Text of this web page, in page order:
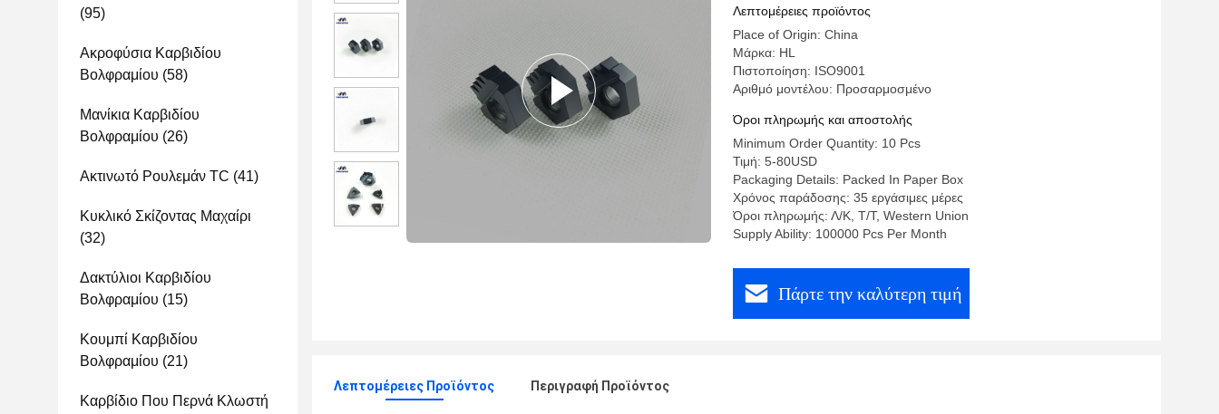
(95)
Ακροφύσια Καρβιδίου
Βολφραμίου (58)
Μανίκια Καρβιδίου
Βολφραμίου (26)
Ακτινωτό Ρουλεμάν TC (41)
Κυκλικό Σκίζοντας Μαχαίρι
(32)
Δακτύλιοι Καρβιδίου
Βολφραμίου (15)
Κουμπί Καρβιδίου
Βολφραμίου (21)
Καρβίδιο Που Περνά Κλωστή
Λεπτομέρειες προϊόντος
Place of Origin: China
Μάρκα: HL
Πιστοποίηση: ISO9001
Αριθμό μοντέλου: Προσαρμοσμένο
Όροι πληρωμής και αποστολής
Minimum Order Quantity: 10 Pcs
Τιμή: 5-80USD
Packaging Details: Packed In Paper Box
Χρόνος παράδοσης: 35 εργάσιμες μέρες
Όροι πληρωμής: Λ/Κ, Τ/Τ, Western Union
Supply Ability: 100000 Pcs Per Month
Πάρτε την καλύτερη τιμή
Λεπτομέρειες Προϊόντος Περιγραφή Προϊόντος